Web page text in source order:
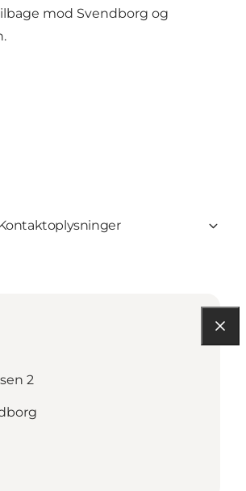
mod Svendborg og
2